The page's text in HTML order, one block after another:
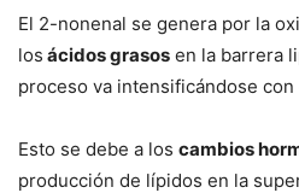
El 2-nonenal se genera por la
los ácidos grasos en la barrera
proceso va intensificándose
Esto se debe a los cambios
producción de lípidos en la